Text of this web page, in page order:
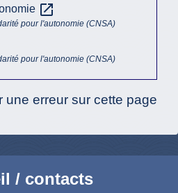
open_in_new
pour l'autonomie (CNSA)
pour l'autonomie (CNSA)
une erreur sur cette page
/ contacts